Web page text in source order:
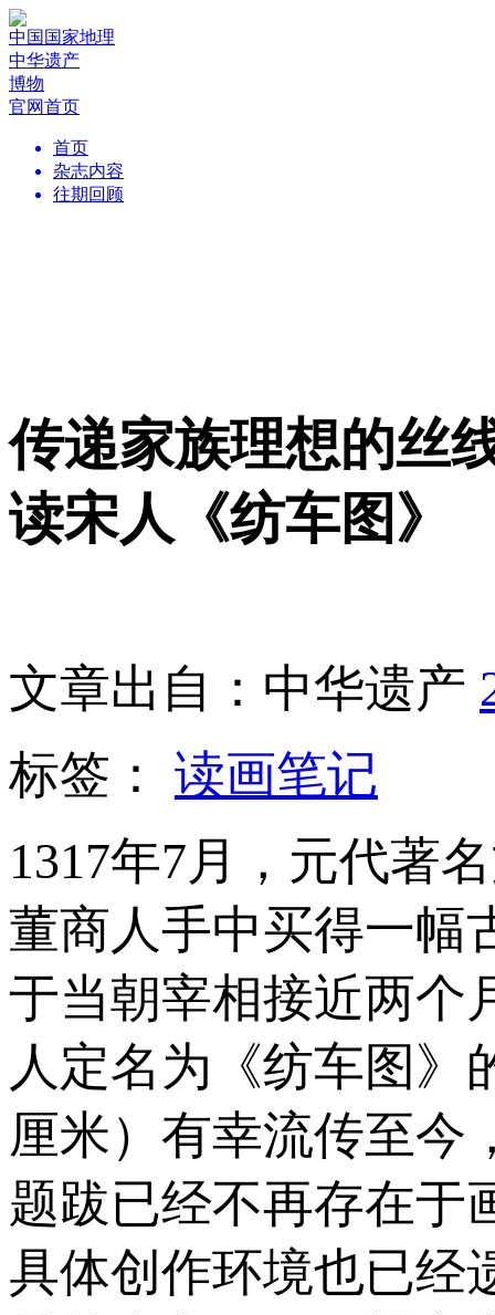
中国国家地理
中华遗产
博物
官网首页
首页
杂志内容
往期回顾
传递家族理想的丝
读宋人《纺车图》
文章出自：中华遗产
标签： 读画笔记
1317年7月，元代著
董商人手中买得一幅
于当朝宰相接近两个
人定名为《纺车图》
厘米）有幸流传至今
题跋已经不再存在于
具体创作环境也已经